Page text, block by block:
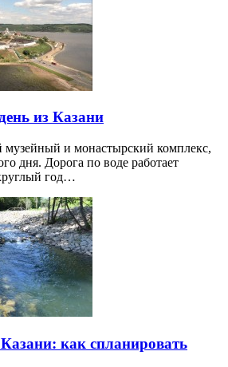
из Казани
и монастырский комплекс,
дня. Дорога по воде работает
год…
как спланировать